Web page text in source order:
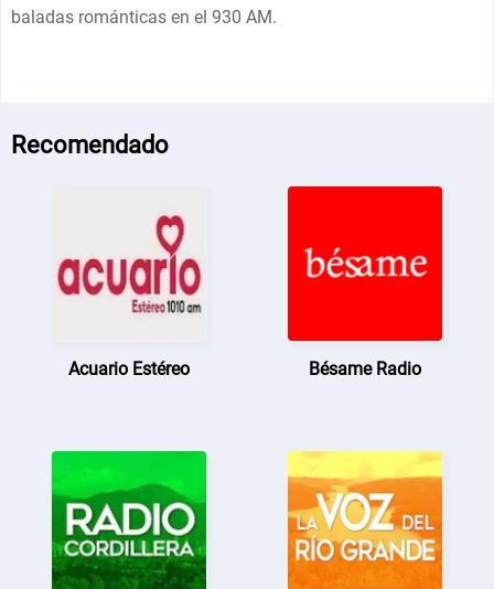
baladas románticas en el 930 AM.
Recomendado
Acuario Estéreo Bésame Radio